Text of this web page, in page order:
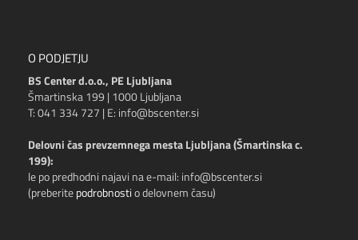
O PODJETJU
BS Center d.o.o., PE Ljubljana
Šmartinska 199 | 1000 Ljubljana
T: 041 334 727 | E: info@bscenter.si
Delovni čas prevzemnega mesta Ljubljana (Šmartinska c.
199):
le po predhodni najavi na e-mail: info@bscenter.si
(preberitepodrobnostio delovnem času)